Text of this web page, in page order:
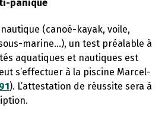
panique
(canoé-kayak, voile,
marine…), un test préalable à
aquatiques et nautiques est
s’effectuer à la piscine Marcel-
). L’attestation de réussite sera à